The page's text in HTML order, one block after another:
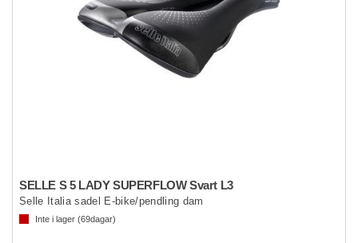
SELLE S 5 LADY SUPERFLOW Svart L3
Selle Italia sadel E-bike/pendling dam
Inte i lager (69dagar)